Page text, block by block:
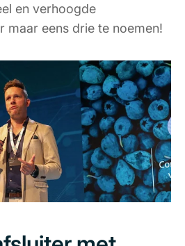
en verhoogde
maar eens drie te noemen!